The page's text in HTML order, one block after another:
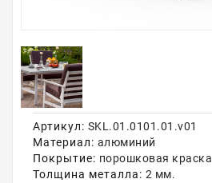
Контакты
Акции
Артикул: SKL.01.0101.01.v01
Материал: алюминий
Покрытие: порошковая краска
Толщина металла: 2 мм.